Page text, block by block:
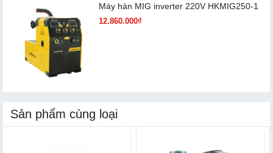
Máy hàn MIG inverter 220V HKMIG250-1
12.860.000₫
Sản phẩm cùng loại